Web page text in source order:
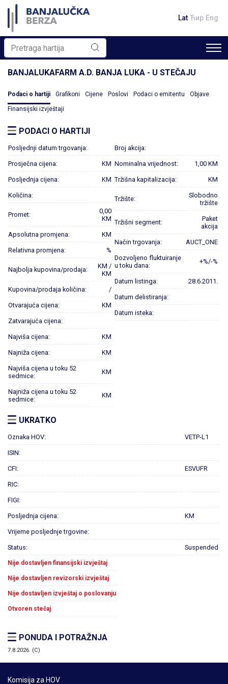
Lat Ћир Eng
BANJALUKAFARM A.D. BANJA LUKA - U STEČAJU
Podaci o hartiji Grafikoni Cijene Poslovi Podaci o emitentu Objave
Finansijski izvještaji
PODACI O HARTIJI
Posljednji datum trgovanja:
Prosječna cijena: KM
Posljednja cijena: KM
Količina:
Promet:
0,00
KM
Apsolutna promjena: KM
Relativna promjena: %
Najbolja kupovina/prodaja:
KM /
KM
Kupovina/prodaja količina: /
Otvarajuća cijena: KM
Zatvarajuća cijena:
Najviša cijena: KM
Najniža cijena: KM
Najviša cijena u toku 52
sedmice:
KM
Najniža cijena u toku 52
sedmice:
KM
Broj akcija:
Nominalna vrijednost: 1,00 KM
Tržišna kapitalizacija: KM
Tržište:
Slobodno
tržište
Tržišni segment:
Paket
akcija
Način trgovanja: AUCT_ONE
Dozvoljeno fluktuiranje
u toku dana:
+%/-%
Datum listinga: 28.6.2011.
Datum delistiranja:
Datum isteka:
UKRATKO
Oznaka HOV: VETP-L1
ISIN:
CFI: ESVUFR
RIC:
FIGI:
Posljednja cijena: KM
Vrijeme posljednje trgovine:
Status: Suspended
Nije dostavljen finansijski izvještaj
Nije dostavljen revizorski izvještaj
Nije dostavljen izvještaj o poslovanju
Otvoren stečaj
PONUDA I POTRAŽNJA
7.8.2026. (C)
Komisija za HOV